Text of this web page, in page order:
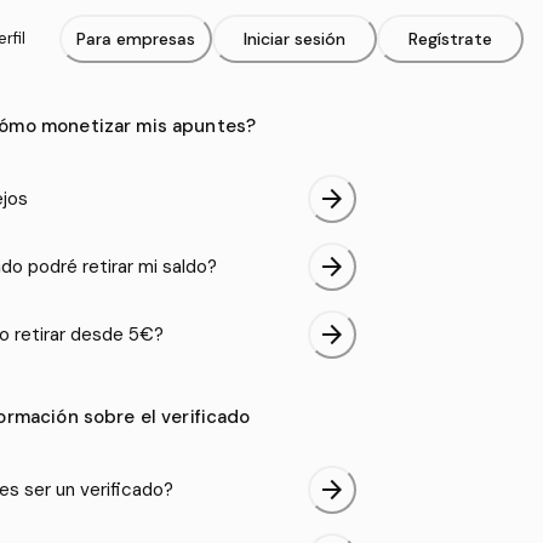
monetizar mis apuntes?
arrow_forward
podré retirar mi saldo? arrow_forward
retirar desde 5€? arrow_forward
sobre el verificado
ser un verificado? arrow_forward
Para empresas Iniciar sesión Regístrate